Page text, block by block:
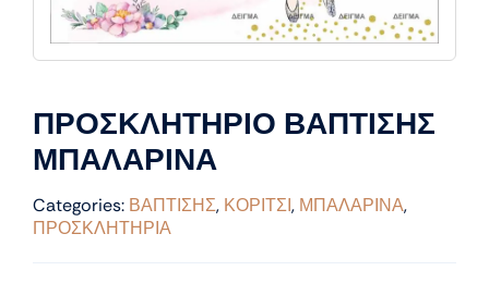
ΠΡΟΣΚΛΗΤΗΡΙΟ ΒΑΠΤΙΣΗΣ
ΜΠΑΛΑΡΙΝΑ
Categories: ΒΑΠΤΙΣΗΣ, ΚΟΡΙΤΣΙ, ΜΠΑΛΑΡΙΝΑ,
ΠΡΟΣΚΛΗΤΗΡΙΑ